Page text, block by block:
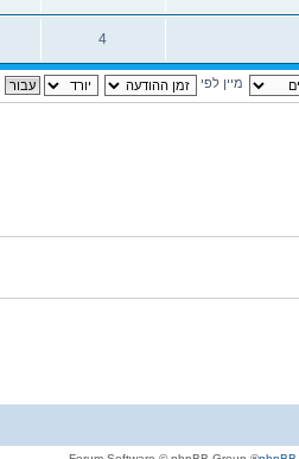
תגובות
צפיות
4
תגובות
צפיות
מיין לפי